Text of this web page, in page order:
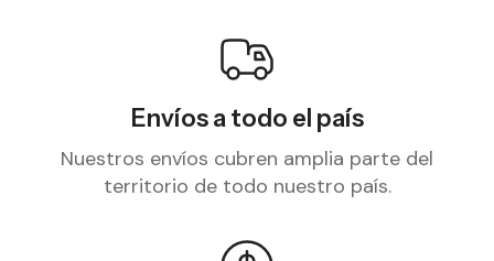
Envíos a todo el país
Nuestros envíos cubren amplia parte del
territorio de todo nuestro país.